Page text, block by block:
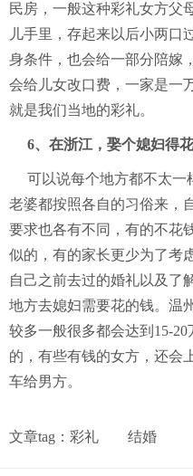
民房，一般这种彩礼女方父
儿手里，存起来以后小两口
身条件，也会给一部分陪嫁
会给儿女改口费，一家是一
就是我们当地的彩礼。
6、在浙江，娶个媳妇得
可以说每个地方都不太一
老婆都按照各自的习俗来，
要求也各有不同，有的不花
似的，有的家长更少为了考
自己之前去过的婚礼以及了
地方去媳妇需要花的钱。温
较多一般很多都会达到15-
的，有些有钱的女方，还会
车给男方。
文章tag： 彩礼 结婚